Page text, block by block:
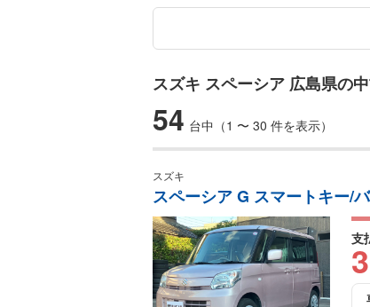
スズキ スペーシア 広島県の
54 台中（1 〜 30 件を表示）
スズキ
スペーシア G スマートキー/
支